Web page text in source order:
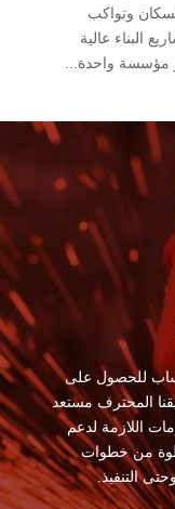
السكان وتواكب
البناء عالية
مؤسسة واحدة...
للحصول على
المحترف مستعد
اللازمة لدعم
من خطوات
التنفيذ.